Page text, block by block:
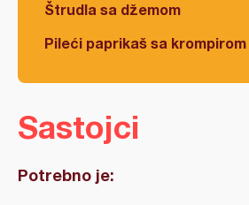
Štrudla sa džemom
Pileći paprikaš sa krompirom
Sastojci
Potrebno je: